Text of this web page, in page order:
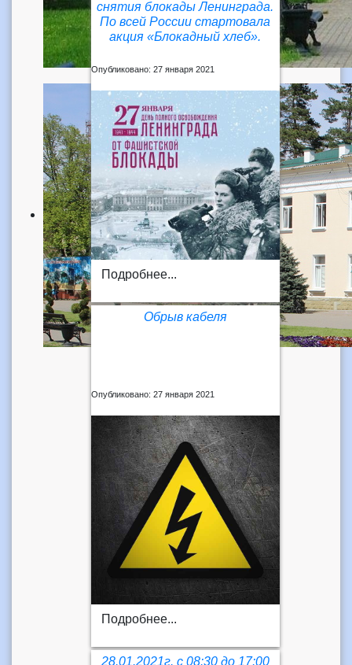
снятия блокады Ленинграда.
По всей России стартовала
акция «Блокадный хлеб».
Опубликовано: 27 января 2021
Подробнее...
Обрыв кабеля
Опубликовано: 27 января 2021
Подробнее...
28.01.2021г. с 08:30 до 17:00